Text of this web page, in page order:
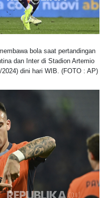
bola saat pertandingan
dan Inter di Stadion Artemio
dini hari WIB. (FOTO : AP)